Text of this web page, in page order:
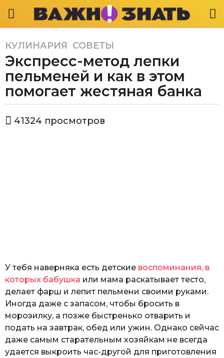
6
л
т
a
o
КУЛИНАРИЯ ,СОВЕТЫ
Экспресс-метод лепки
пельменей и как в этом
помогает жестяная банка
в
41324 просмотров
У тебя наверняка есть детские воспоминания, в
которых бабушка или мама раскатывает тесто,
делает фарш и лепит пельмени своими руками.
Иногда даже с запасом, чтобы бросить в
морозилку, а позже быстренько отварить и
подать на завтрак, обед или ужин. Однако сейчас
даже самым старательным хозяйкам не всегда
удается выкроить час-другой для приготовления